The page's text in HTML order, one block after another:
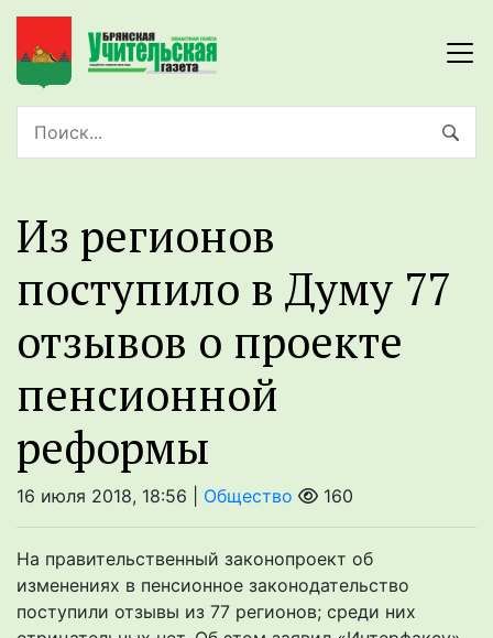
Из регионов
поступило в Думу 77
отзывов о проекте
пенсионной
реформы
16 июля 2018, 18:56 | Общество 160
На правительственный законопроект об
изменениях в пенсионное законодательство
поступили отзывы из 77 регионов; среди них